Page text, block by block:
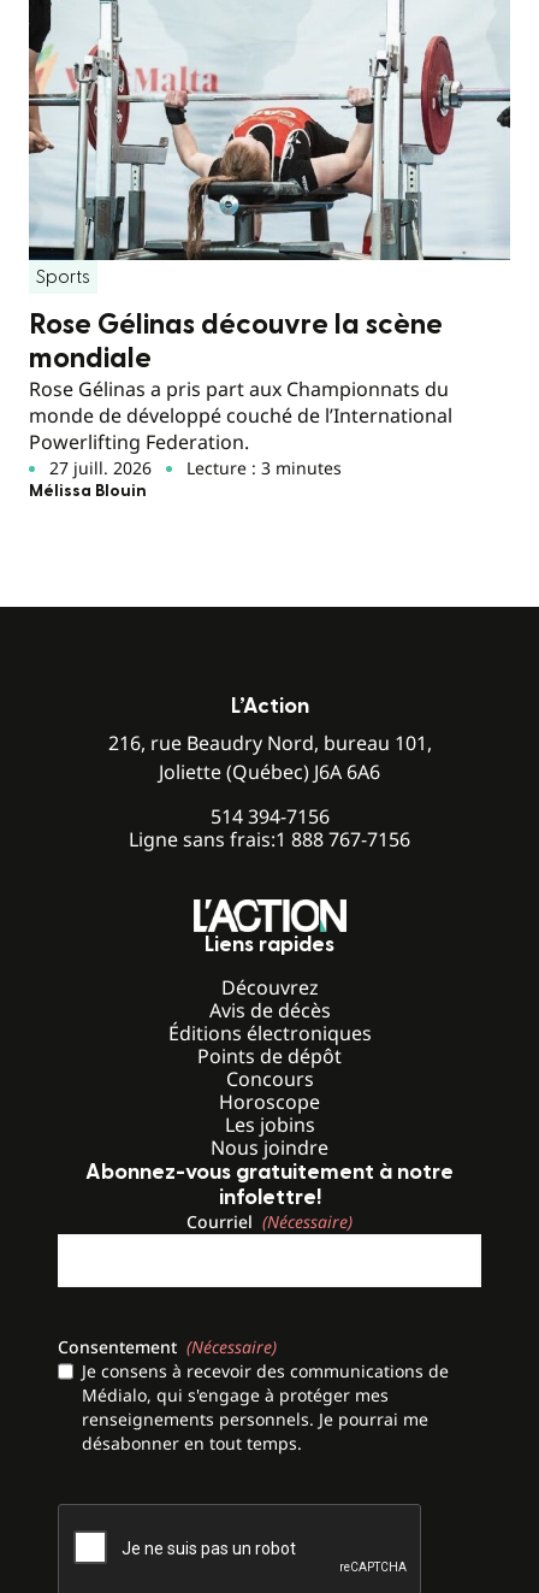
Sports
Rose Gélinas découvre la scène
mondiale
Rose Gélinas a pris part aux Championnats du
monde de développé couché de l’International
Powerlifting Federation.
27 juill. 2026 Lecture : 3 minutes
Mélissa Blouin
L’Action
216, rue Beaudry Nord, bureau 101,
Joliette (Québec) J6A 6A6
514 394-7156
Ligne sans frais:1 888 767-7156
Liens rapides
Découvrez
Avis de décès
Éditions électroniques
Points de dépôt
Concours
Horoscope
Les jobins
Nous joindre
Abonnez-vous gratuitement à notre
infolettre!
Courriel (Nécessaire)
Consentement (Nécessaire)
Je consens à recevoir des communications de
Médialo, qui s'engage à protéger mes
renseignements personnels. Je pourrai me
désabonner en tout temps.
CAPTCHA